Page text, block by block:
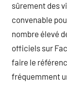
sûrement des
convenable
nombre élevé
officiels sur
faire le
fréquemment